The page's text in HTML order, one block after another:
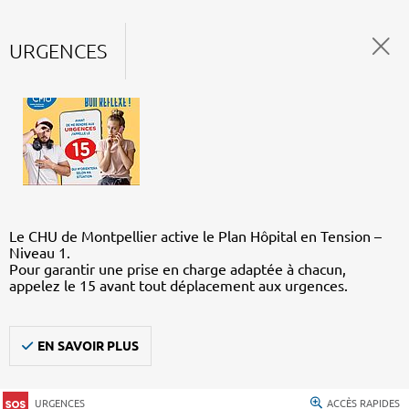
URGENCES
Le CHU de Montpellier active le Plan Hôpital en Tension –
Niveau 1.
Pour garantir une prise en charge adaptée à chacun,
appelez le 15 avant tout déplacement aux urgences.
EN SAVOIR PLUS
URGENCES ACCÈS RAPIDES